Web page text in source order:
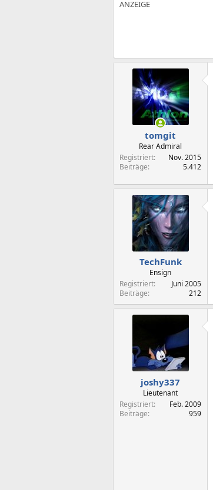
tomgit
Rear Admiral
Registriert
Nov. 2015
Beiträge
5.412
TechFunk
Ensign
Registriert
Juni 2005
Beiträge
212
joshy337
Lieutenant
Registriert
Feb. 2009
Beiträge
959